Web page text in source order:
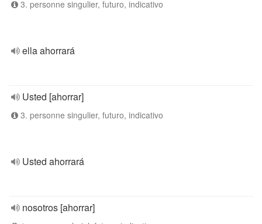
3. personne singulier, futuro, indicativo
ella ahorrará
Usted [ahorrar]
3. personne singulier, futuro, indicativo
Usted ahorrará
nosotros [ahorrar]